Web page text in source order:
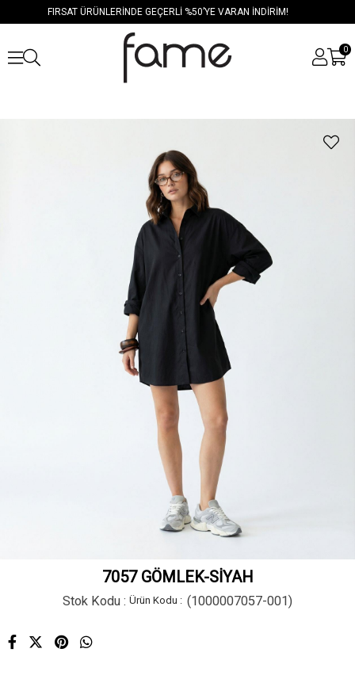
FIRSAT ÜRÜNLERİNDE GEÇERLİ %50’YE VARAN İNDİRİM!
0
7057 GÖMLEK-SİYAH
Stok Kodu (1000007057-001)